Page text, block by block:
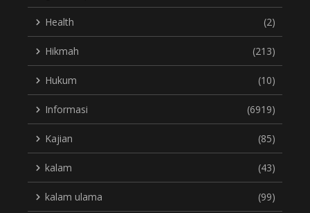
Health (2)
Hikmah (213)
Hukum (10)
Informasi (6919)
Kajian (85)
kalam (43)
kalam ulama (99)